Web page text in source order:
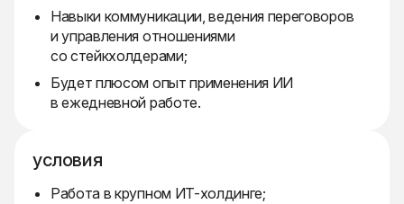
Навыки коммуникации, ведения переговоров
и управления отношениями
со стейкхолдерами;
Будет плюсом опыт применения ИИ
в ежедневной работе.
условия
Работа в крупном ИТ-холдинге;